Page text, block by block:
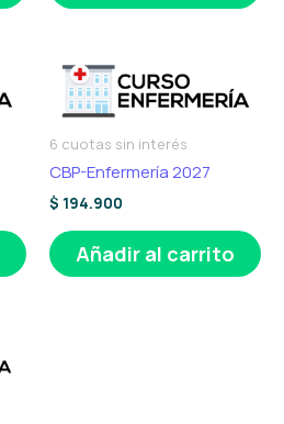
6 cuotas sin interés
CBP-Enfermería 2027
$ 194.900
Añadir al carrito